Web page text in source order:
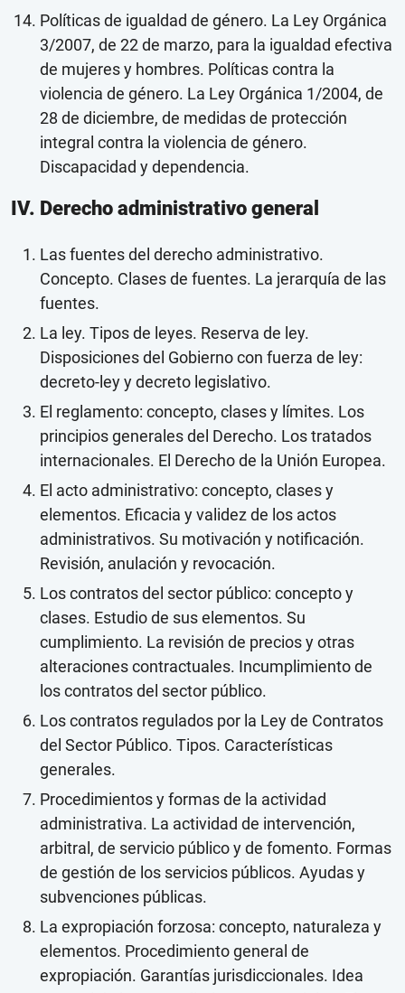
Políticas de igualdad de género. La Ley Orgánica
3/2007, de 22 de marzo, para la igualdad efectiva
de mujeres y hombres. Políticas contra la
violencia de género. La Ley Orgánica 1/2004, de
28 de diciembre, de medidas de protección
integral contra la violencia de género.
Discapacidad y dependencia.
IV. Derecho administrativo general
Las fuentes del derecho administrativo.
Concepto. Clases de fuentes. La jerarquía de las
fuentes.
La ley. Tipos de leyes. Reserva de ley.
Disposiciones del Gobierno con fuerza de ley:
decreto-ley y decreto legislativo.
El reglamento: concepto, clases y límites. Los
principios generales del Derecho. Los tratados
internacionales. El Derecho de la Unión Europea.
El acto administrativo: concepto, clases y
elementos. Eficacia y validez de los actos
administrativos. Su motivación y notificación.
Revisión, anulación y revocación.
Los contratos del sector público: concepto y
clases. Estudio de sus elementos. Su
cumplimiento. La revisión de precios y otras
alteraciones contractuales. Incumplimiento de
los contratos del sector público.
Los contratos regulados por la Ley de Contratos
del Sector Público. Tipos. Características
generales.
Procedimientos y formas de la actividad
administrativa. La actividad de intervención,
arbitral, de servicio público y de fomento. Formas
de gestión de los servicios públicos. Ayudas y
subvenciones públicas.
La expropiación forzosa: concepto, naturaleza y
elementos. Procedimiento general de
expropiación. Garantías jurisdiccionales. Idea